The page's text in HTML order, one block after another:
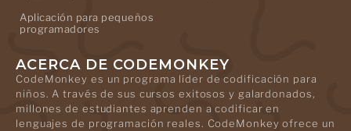
Aplicación para pequeños
programadores
ACERCA DE CODEMONKEY
CodeMonkey es un programa líder de codificación para
niños. A través de sus cursos exitosos y galardonados,
millones de estudiantes aprenden a codificar en
lenguajes de programación reales. CodeMonkey ofrece un